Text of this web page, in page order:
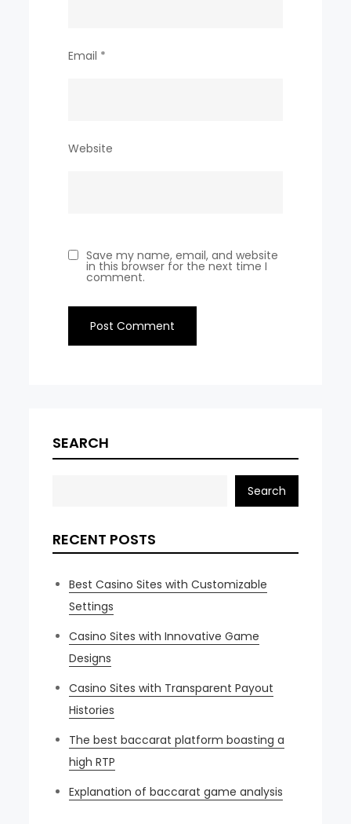
Email *
Website
Save my name, email, and website
in this browser for the next time I
comment.
SEARCH
Search
RECENT POSTS
Best Casino Sites with Customizable
Settings
Casino Sites with Innovative Game
Designs
Casino Sites with Transparent Payout
Histories
The best baccarat platform boasting a
high RTP
Explanation of baccarat game analysis